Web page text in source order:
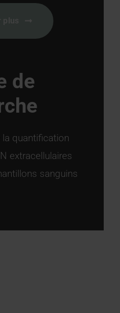
de
quantification
extracellulaires
sanguins